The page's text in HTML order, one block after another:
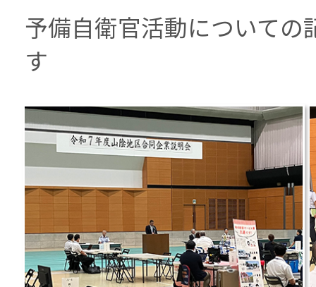
予備自衛官活動についての
す